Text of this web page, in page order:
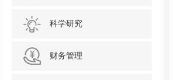
科学研究
财务管理